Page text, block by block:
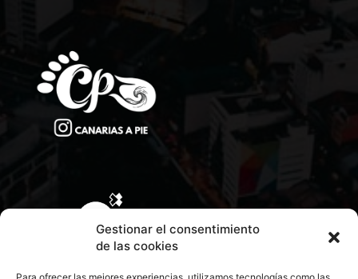
Gestionar el consentimiento
de las cookies